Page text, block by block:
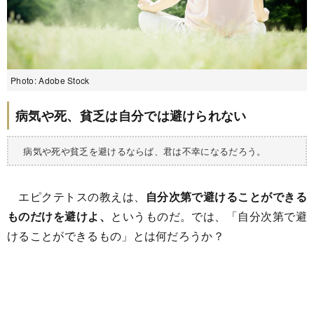
Photo: Adobe Stock
病気や死、貧乏は自分では避けられない
病気や死や貧乏を避けるならば、君は不幸になるだろう。
エピクテトスの教えは、
自分次第で避けることができる
ものだけを避けよ、 というものだ。では、「自分次第で避
けることができるもの」とは何だろうか？